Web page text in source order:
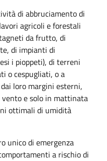
di abbruciamento di
agricoli e forestali
da frutto, di
di impianti di
i pioppeti), di terreni
o cespugliati, o a
loro margini esterni,
e solo in mattinata
ottimali di umidità
unico di emergenza
a rischio di